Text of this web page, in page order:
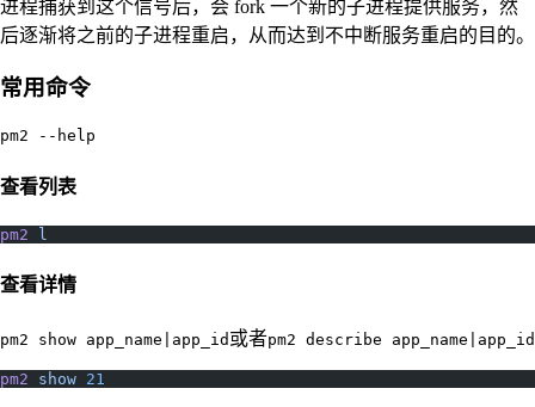
进程捕获到这个信号后，会 fork 一个新的子进程提供服务，然
后逐渐将之前的子进程重启，从而达到不中断服务重启的目的。
常用命令
pm2 --help
查看列表
pm2 l
查看详情
pm2 show app_name|app_id 或者pm2 describe app_name|app_id
pm2 show 21